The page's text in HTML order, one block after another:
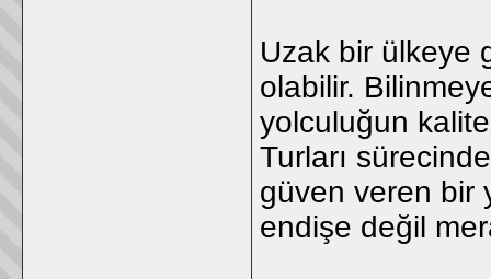
Uzak bir ülkeye
olabilir.
yolculuğun
Turları
güven veren bir
endişe değil